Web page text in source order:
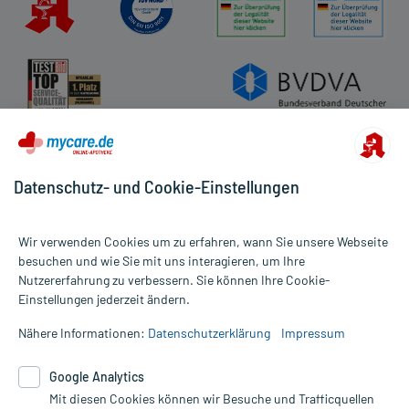
Alle Preise gelten inkl. MwSt., ggf. zzgl. Versandkosten
Informationen auf dieser Website werden ausschließlich für
die Untersuchung und Behandlung durch einen Arzt. Bitte
Therapien eingeleitet werden können. | Diese Webseite benutzt
Google Analytics. Lesen Sie bitte dazu die wichtigen Hinweise in
Datenschutz- und Cookie-Einstellungen
Wir verwenden Cookies um zu erfahren, wann Sie unsere Webseite
besuchen und wie Sie mit uns interagieren, um Ihre
Nutzererfahrung zu verbessern. Sie können Ihre Cookie-
Einstellungen jederzeit ändern.
Nähere Informationen: Datenschutzerklärung Impressum
Google Analytics
Mit diesen Cookies können wir Besuche und Trafficquellen